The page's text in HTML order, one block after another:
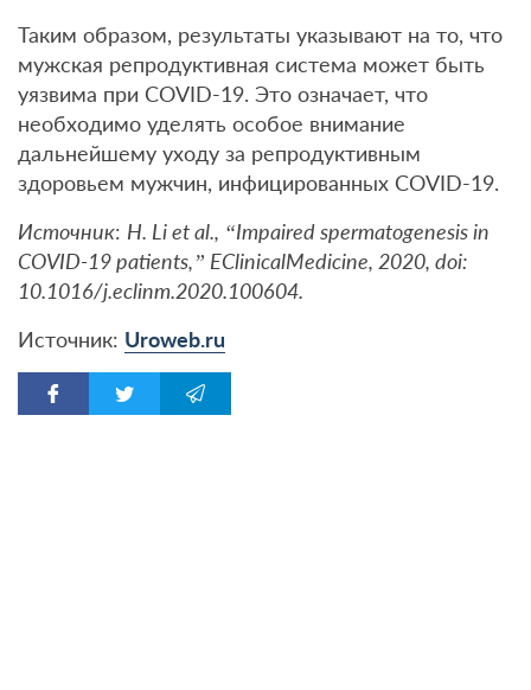
Таким образом, результаты указывают на то, что
мужская репродуктивная система может быть
уязвима при COVID-19. Это означает, что
необходимо уделять особое внимание
дальнейшему уходу за репродуктивным
здоровьем мужчин, инфицированных COVID-19.
Источник: H. Li et al., “Impaired spermatogenesis in
COVID-19 patients,” EClinicalMedicine, 2020, doi:
10.1016/j.eclinm.2020.100604.
Источник: Uroweb.ru